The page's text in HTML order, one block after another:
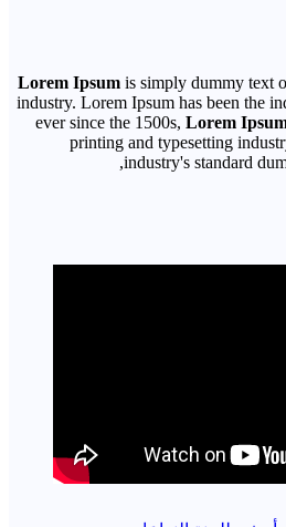
Lorem Ipsum is simply dummy text
industry. Lorem Ipsum has been the
ever since the 1500s, Lorem
printing and typesetting
industry's standard